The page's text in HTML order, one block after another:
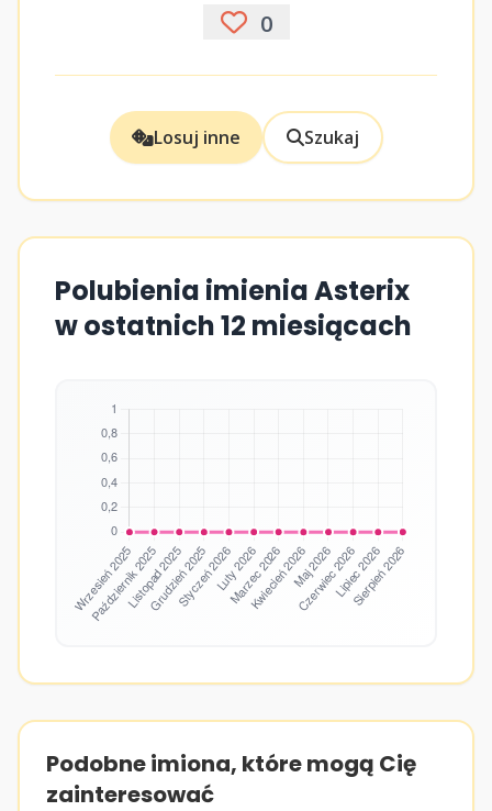
0
Losuj inne Szukaj
Polubienia imienia Asterix
w ostatnich 12 miesiącach
Podobne imiona, które mogą Cię
zainteresować